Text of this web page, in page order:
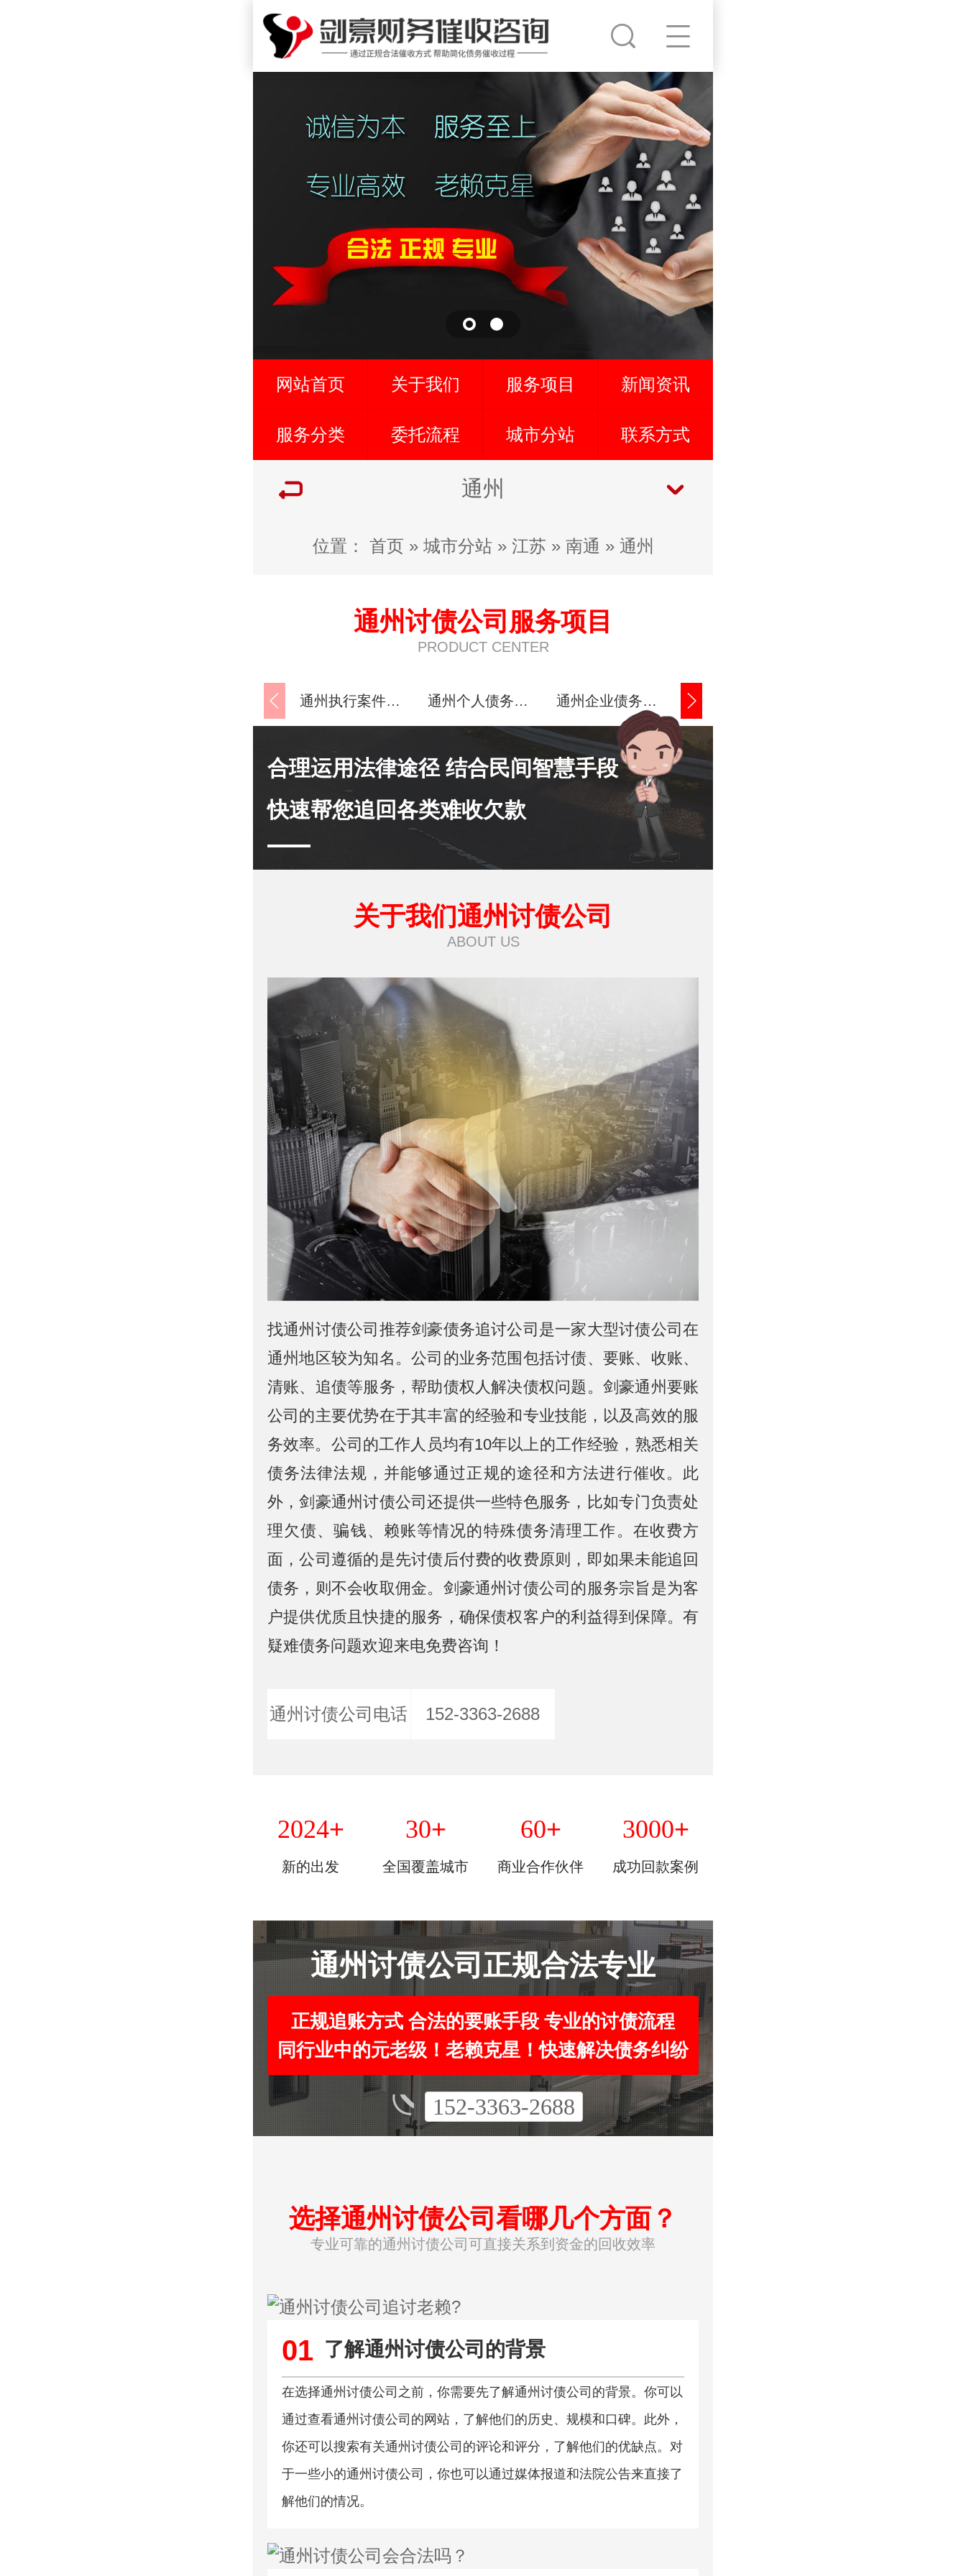
网站首页 关于我们 服务项目 新闻资讯
服务分类 委托流程 城市分站 联系方式
通州
位置： 首页 » 城市分站» 江苏 » 南通 » 通州
通州讨债公司服务项目
PRODUCT CENTER
通州执行案件处理 通州个人债务追讨 通州企业债务追讨
合理运用法律途径 结合民间智慧手段
快速帮您追回各类难收欠款
关于我们通州讨债公司
ABOUT US
找通州讨债公司推荐剑豪债务追讨公司是一家大型讨债公司在
通州地区较为知名。公司的业务范围包括讨债、要账、收账、
清账、追债等服务，帮助债权人解决债权问题。剑豪通州要账
公司的主要优势在于其丰富的经验和专业技能，以及高效的服
务效率。公司的工作人员均有10年以上的工作经验，熟悉相关
债务法律法规，并能够通过正规的途径和方法进行催收。此
外，剑豪通州讨债公司还提供一些特色服务，比如专门负责处
理欠债、骗钱、赖账等情况的特殊债务清理工作。在收费方
面，公司遵循的是先讨债后付费的收费原则，即如果未能追回
债务，则不会收取佣金。剑豪通州讨债公司的服务宗旨是为客
户提供优质且快捷的服务，确保债权客户的利益得到保障。有
疑难债务问题欢迎来电免费咨询！
通州讨债公司电话 152-3363-2688
2024+
新的出发
30+
全国覆盖城市
60+
商业合作伙伴
3000+
成功回款案例
通州讨债公司正规合法专业
正规追账方式 合法的要账手段 专业的讨债流程
同行业中的元老级！老赖克星！快速解决债务纠纷
152-3363-2688
选择通州讨债公司看哪几个方面？
专业可靠的通州讨债公司可直接关系到资金的回收效率
01 了解通州讨债公司的背景
在选择通州讨债公司之前，你需要先了解通州讨债公司的背景。你可以
通过查看通州讨债公司的网站，了解他们的历史、规模和口碑。此外，
你还可以搜索有关通州讨债公司的评论和评分，了解他们的优缺点。对
于一些小的通州讨债公司，你也可以通过媒体报道和法院公告来直接了
解他们的情况。